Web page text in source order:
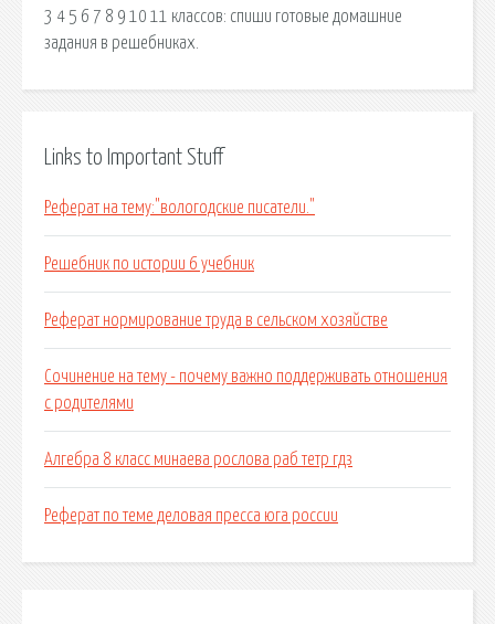
3 4 5 6 7 8 9 10 11 классов: спиши готовые домашние
задания в решебниках.
Links to Important Stuff
Реферат на тему:"вологодские писатели."
Решебник по истории 6 учебник
Реферат нормирование труда в сельском хозяйстве
Сочинение на тему - почему важно поддерживать отношения
с родителями
Алгебра 8 класс минаева рослова раб тетр гдз
Реферат по теме деловая пресса юга россии